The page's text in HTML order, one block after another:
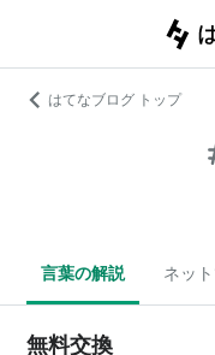
はてなブログ トップ
言葉の解説 ネッ
無料交換